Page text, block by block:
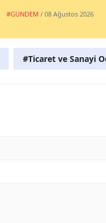
#GÜNDEM / 08 Ağustos 2026
#Ticaret ve Sanayi